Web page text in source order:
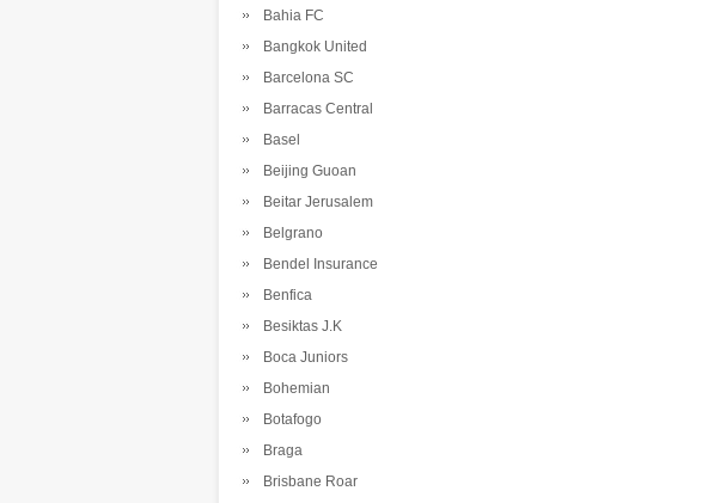
Bahia FC
Bangkok United
Barcelona SC
Barracas Central
Basel
Beijing Guoan
Beitar Jerusalem
Belgrano
Bendel Insurance
Benfica
Besiktas J.K
Boca Juniors
Bohemian
Botafogo
Braga
Brisbane Roar